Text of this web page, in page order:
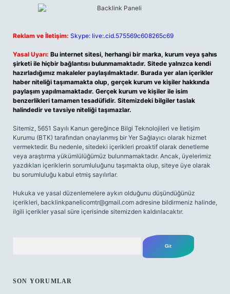
Reklam ve İletişim: Skype: live:.cid.575569c608265c69
Yasal Uyarı: Bu internet sitesi, herhangi bir marka, kurum veya şahıs
şirketi ile hiçbir bağlantısı bulunmamaktadır. Sitede yalnızca kendi
hazırladığımız makaleler paylaşılmaktadır. Burada yer alan içerikler
haber niteliği taşımamakta olup, gerçek kurum ve kişiler hakkında
paylaşım yapılmamaktadır. Gerçek kurum ve kişiler ile isim
benzerlikleri tamamen tesadüfidir. Sitemizdeki bilgiler taslak
halindedir ve tavsiye niteliği taşımazlar.
Sitemiz, 5651 Sayılı Kanun gereğince Bilgi Teknolojileri ve İletişim
Kurumu (BTK) tarafından onaylanmış bir Yer Sağlayıcı olarak hizmet
vermektedir. Bu nedenle, sitedeki içerikleri proaktif olarak denetleme
veya araştırma yükümlülüğümüz bulunmamaktadır. Ancak, üyelerimiz
yazdıkları içeriklerin sorumluluğunu taşımakta olup, siteye üye olarak
bu sorumluluğu kabul etmiş sayılırlar.
Hukuka ve yasal düzenlemelere aykırı olduğunu düşündüğünüz
içerikleri, backlinkpanelicomtr@gmail.com adresine bildirmeniz halinde,
ilgili içerikler yasal süre içerisinde sitemizden kaldırılacaktır.
SON YORUMLAR